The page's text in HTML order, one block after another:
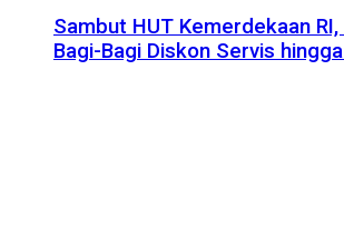
Sambut HUT Kemerdekaan
Bagi-Bagi Diskon Servis